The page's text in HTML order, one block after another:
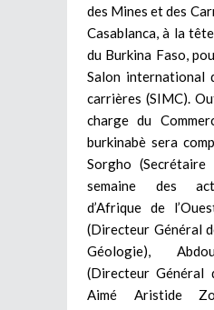
des Mines et des
Casablanca, à la
du Burkina Faso,
Salon international
carrières (SIMC).
charge du
burkinabè sera
Sorgho
semaine des
d’Afrique de
(Directeur Général
Géologie),
(Directeur Général
Aimé Aristide